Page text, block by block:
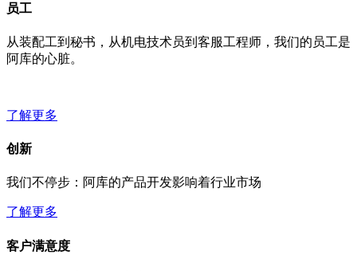
员工
从装配工到秘书，从机电技术员到客服工程师，我们的员工是
阿库的心脏。
了解更多
创新
我们不停步：阿库的产品开发影响着行业市场
了解更多
客户满意度